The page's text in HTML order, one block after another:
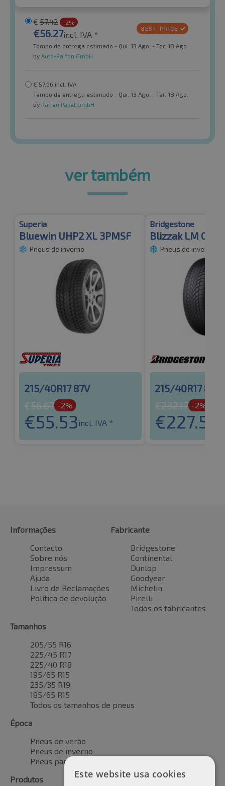
€ 57.42 -2%
€56.27incl. IVA *
Tempo de entrega estimado - Qui. 13 Ago. - Ter. 18 Ago.
by Auto-Raifen GmbH
€ 57.66 incl. IVA
Tempo de entrega estimado - Qui. 13 Ago. - Ter. 18 Ago.
by Raifen Paket GmbH
ver também
Superia
Bluewin UHP2 XL 3PMSF
Pneus de inverno
215/40R17 87V
€56.67 -2%
€55.53 incl. IVA *
Bridgestone
Blizzak LM 005
Pneus de inverno
215/40R17 87V
€232.17 -2%
€227.53
Informações
Contacto
Sobre nós
Impressum
Ajuda
Livro de Reclamações
Política de devolução
Fabricante
Bridgestone
Continental
Dunlop
Goodyear
Michelin
Pirelli
Todos os fabricantes
Tamanhos
205/55 R16
225/45 R17
225/40 R18
195/65 R15
235/35 R19
185/65 R15
Todos os tamanhos de pneus
Época
Pneus de verão
Pneus de inverno
Pneus para todas as estações
Produtos
Este website usa cookies